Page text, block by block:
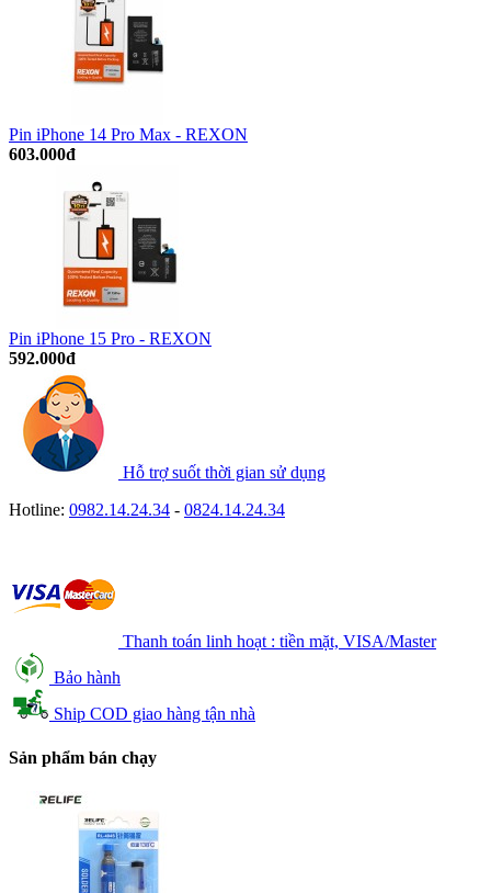
Pin iPhone 14 Pro Max - REXON
603.000đ
Pin iPhone 15 Pro - REXON
592.000đ
Hỗ trợ suốt thời gian sử dụng
Hotline: 0982.14.24.34 - 0824.14.24.34
Thanh toán linh hoạt : tiền mặt, VISA/Master
Bảo hành
Ship COD giao hàng tận nhà
Sản phẩm bán chạy